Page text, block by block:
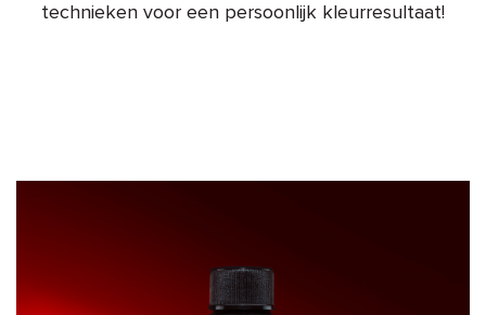
technieken voor een persoonlijk kleurresultaat!